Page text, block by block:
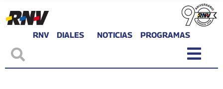
RNV DIALES NOTICIAS PROGRAMAS